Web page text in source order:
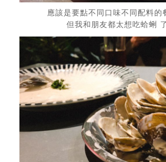
應該是要點不同口味不同配料的
但我和朋友都太想吃蛤蜊